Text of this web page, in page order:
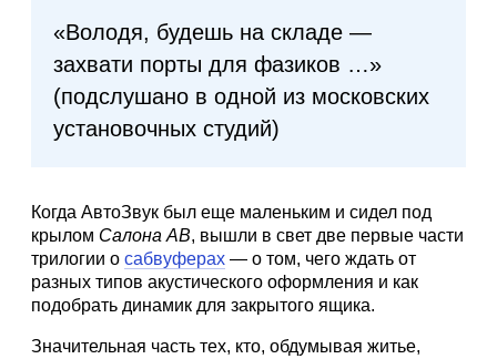
«Володя, будешь на складе —
захвати порты для фазиков …»
(подслушано в одной из московских
установочных студий)
Когда АвтоЗвук был еще маленьким и сидел под
крылом Салона АВ, вышли в свет две первые части
трилогии о сабвуферах — о том, чего ждать от
разных типов акустического оформления и как
подобрать динамик для закрытого ящика.
Значительная часть тех, кто, обдумывая житье,